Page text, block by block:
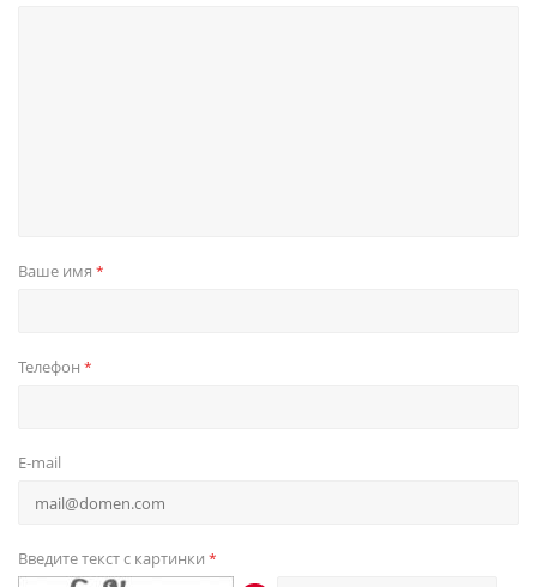
Ваше имя *
Телефон *
E-mail
Введите текст с картинки *